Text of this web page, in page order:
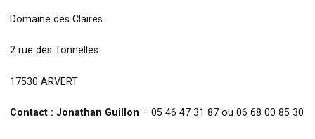
Domaine des Claires
2 rue des Tonnelles
17530 ARVERT
Contact : Jonathan Guillon – 05 46 47 31 87 ou 06 68 00 85 30